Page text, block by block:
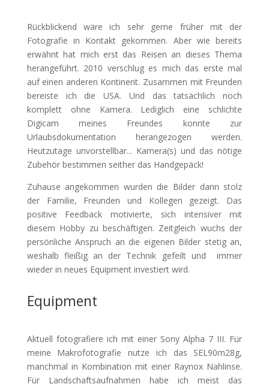
Rückblickend wäre ich sehr gerne früher mit der
Fotografie in Kontakt gekommen. Aber wie bereits
erwähnt hat mich erst das Reisen an dieses Thema
herangeführt. 2010 verschlug es mich das erste mal
auf einen anderen Kontinent. Zusammen mit Freunden
bereiste ich die USA. Und das tatsächlich noch
komplett ohne Kamera. Lediglich eine schlichte
Digicam meines Freundes konnte zur
Urlaubsdokumentation herangezogen werden.
Heutzutage unvorstellbar... Kamera(s) und das nötige
Zubehör bestimmen seither das Handgepäck!
Zuhause angekommen wurden die Bilder dann stolz
der Familie, Freunden und Kollegen gezeigt. Das
positive Feedback motivierte, sich intensiver mit
diesem Hobby zu beschäftigen. Zeitgleich wuchs der
persönliche Anspruch an die eigenen Bilder stetig an,
weshalb fleißig an der Technik gefeilt und immer
wieder in neues Equipment investiert wird.
Equipment
Aktuell fotografiere ich mit einer Sony Alpha 7 III. Für
meine Makrofotografie nutze ich das SEL90m28g,
manchmal in Kombination mit einer Raynox Nahlinse.
Für Landschaftsaufnahmen habe ich meist das